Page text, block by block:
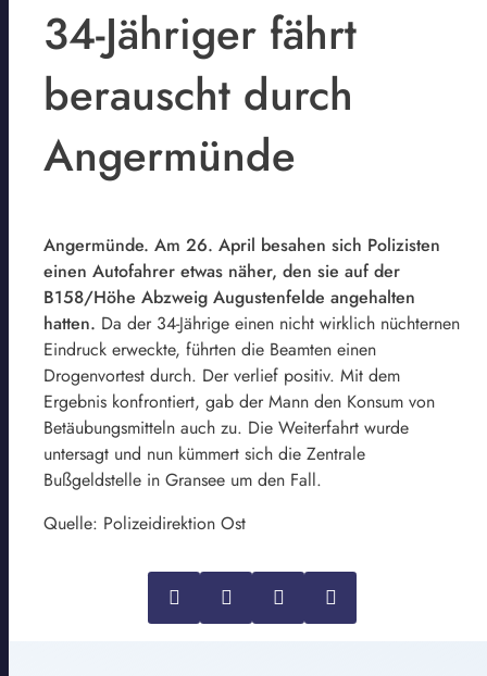
34-Jähriger fährt
berauscht durch
Angermünde
Angermünde. Am 26. April besahen sich Polizisten
einen Autofahrer etwas näher, den sie auf der
B158/Höhe Abzweig Augustenfelde angehalten
hatten. Da der 34-Jährige einen nicht wirklich nüchternen
Eindruck erweckte, führten die Beamten einen
Drogenvortest durch. Der verlief positiv. Mit dem
Ergebnis konfrontiert, gab der Mann den Konsum von
Betäubungsmitteln auch zu. Die Weiterfahrt wurde
untersagt und nun kümmert sich die Zentrale
Bußgeldstelle in Gransee um den Fall.
Quelle: Polizeidirektion Ost